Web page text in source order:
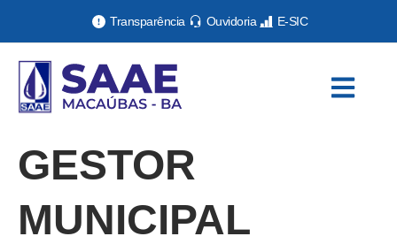
Transparência Ouvidoria E-SIC
GESTOR
MUNICIPAL